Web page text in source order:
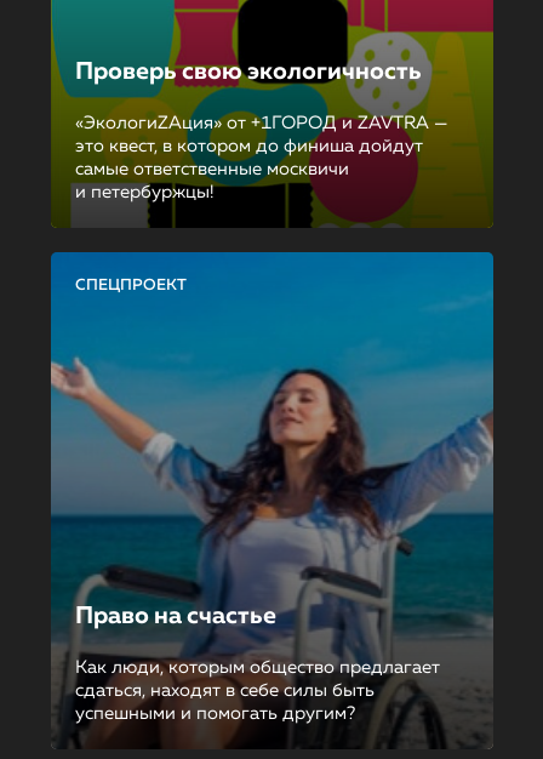
Проверь свою экологичность
«ЭкологиZAция» от +1ГОРОД и ZAVTRA —
это квест, в котором до финиша дойдут
самые ответственные москвичи
и петербуржцы!
СПЕЦПРОЕКТ
Право на счастье
Как люди, которым общество предлагает
сдаться, находят в себе силы быть
успешными и помогать другим?